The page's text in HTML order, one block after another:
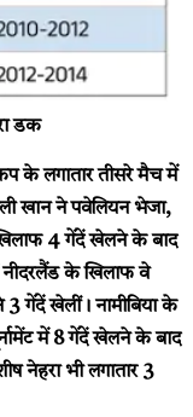
डक
के लगातार तीसरे मैच में
खान ने पवेलियन भेजा,
4 गेंदें खेलने के बाद
के खिलाफ वे
3 गेंदें खेलीं। नामीबिया के
में 8 गेंदें खेलने के बाद
नेहरा भी लगातार 3